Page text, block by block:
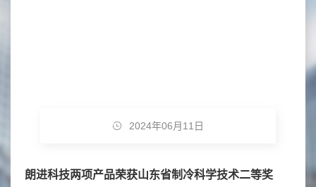
2024年06月11日
朗进科技两项产品荣获山东省制冷科学技术二等奖